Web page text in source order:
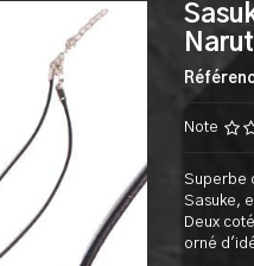
Note
Superbe
Sasuke,
Deux
orné